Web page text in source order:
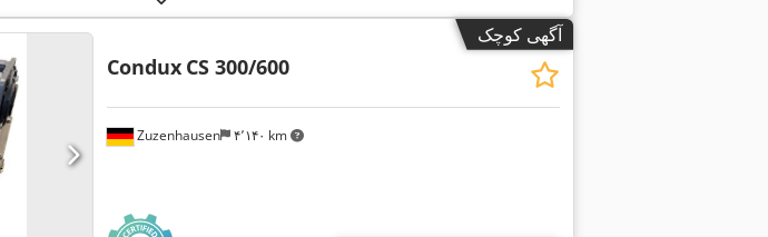
آگهی کوچک
Zuzenhausen ۴٬۱۴۰ km
Condux CS 300/600